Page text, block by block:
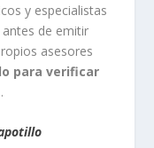
y especialistas
de emitir
asesores
para verificar
.